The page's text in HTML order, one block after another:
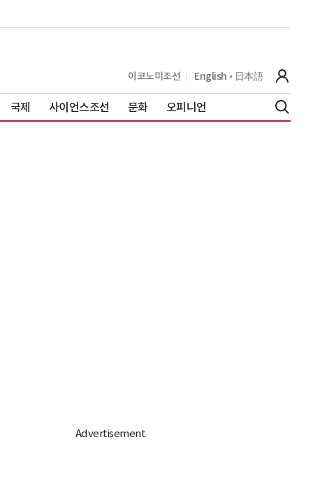
이코노미조선 English 日本語
국제 사이언스조선 문화 오피니언